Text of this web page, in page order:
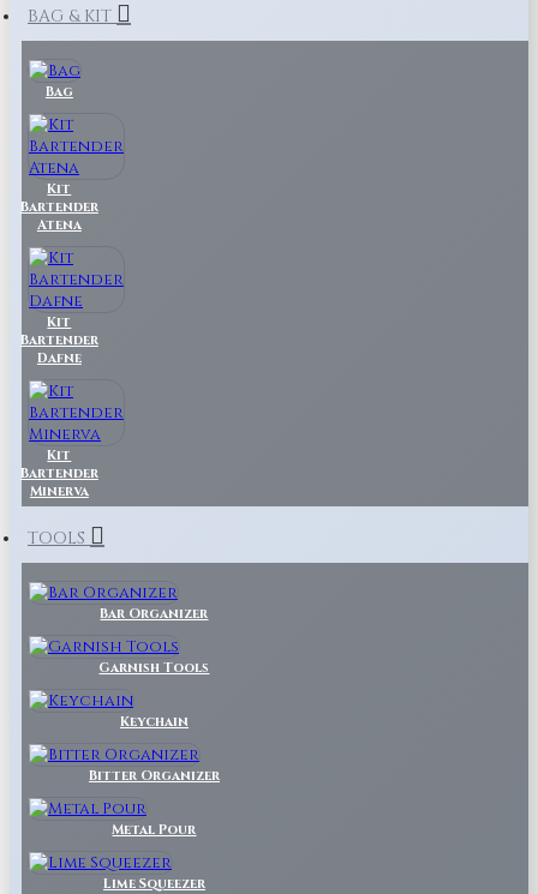
BAG & KIT
Bag
Kit
Bartender
Atena
Kit
Bartender
Dafne
Kit
Bartender
Minerva
TOOLS
Bar Organizer
Garnish Tools
Keychain
Bitter Organizer
Metal Pour
Lime Squeezer